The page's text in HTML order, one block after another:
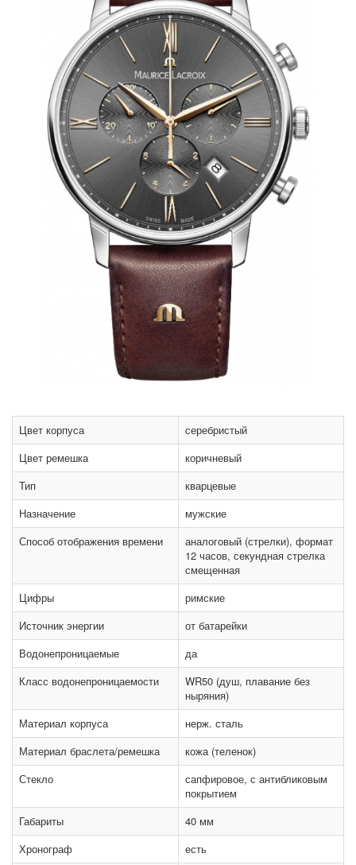
Цвет корпуса
серебристый
Цвет ремешка
коричневый
Тип
кварцевые
Назначение
мужские
Способ отображения времени
аналоговый (стрелки), формат
12 часов, секундная стрелка
смещенная
Цифры
римские
Источник энергии
от батарейки
Водонепроницаемые
да
Класс водонепроницаемости
WR50 (душ, плавание без
ныряния)
Материал корпуса
нерж. сталь
Материал браслета/ремешка
кожа (теленок)
Стекло
сапфировое, с антибликовым
покрытием
Габариты
40 мм
Хронограф
есть